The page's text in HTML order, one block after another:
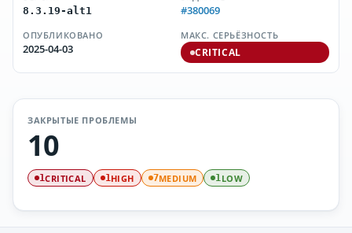
8.3.19-alt1
#380069
ОПУБЛИКОВАНО
2025-04-03
МАКС. СЕРЬЁЗНОСТЬ
CRITICAL
ЗАКРЫТЫЕ ПРОБЛЕМЫ
10
1CRITICAL 1HIGH 7MEDIUM 1LOW